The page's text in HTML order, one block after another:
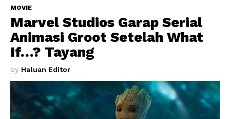
MOVIE
Marvel Studios Garap Serial
Animasi Groot Setelah What
If…? Tayang
by Haluan Editor